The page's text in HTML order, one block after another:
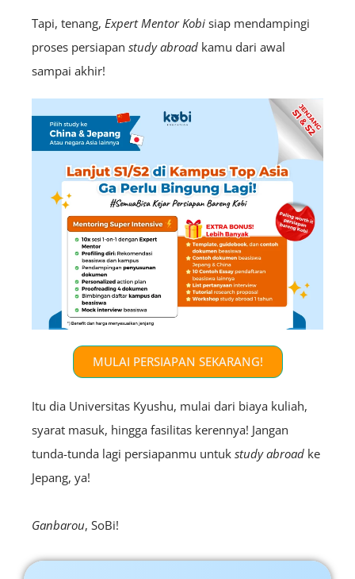
Tapi, tenang, ExpertMentor Kobi siap mendampingi
proses persiapan study abroad kamu dari awal
sampai akhir!
MULAI PERSIAPAN SEKARANG!
Itu dia Universitas Kyushu, mulai dari biaya kuliah,
syarat masuk, hingga fasilitas kerennya! Jangan
tunda-tunda lagi persiapanmu untuk study abroad ke
Jepang, ya!
Ganbarou, SoBi!